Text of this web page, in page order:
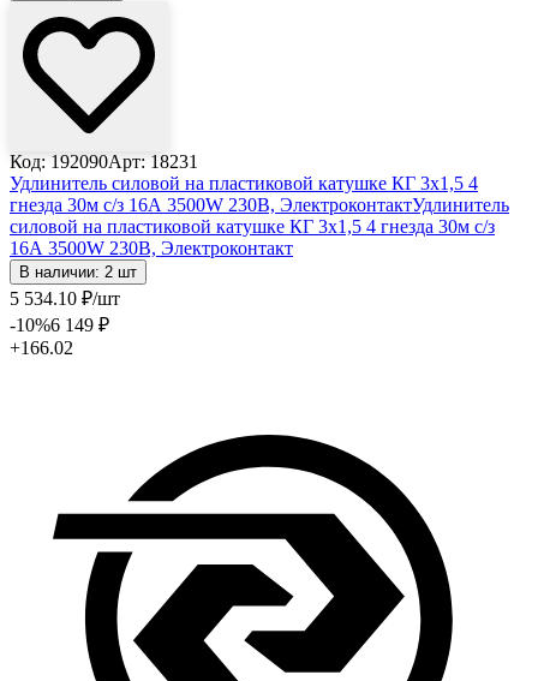
Код: 192090Арт: 18231
Удлинитель силовой на пластиковой катушке КГ 3х1,5 4
гнезда 30м с/з 16А 3500W 230В, ЭлектроконтактУдлинитель
силовой на пластиковой катушке КГ 3х1,5 4 гнезда 30м с/з
16А 3500W 230В, Электроконтакт
В наличии: 2 шт
5 534.10 ₽/шт
-10%6 149 ₽
+166.02